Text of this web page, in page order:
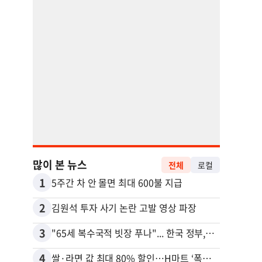
많이 본 뉴스 전체 로컬
1 5주간 차 안 몰면 최대 600불 지급
2 김원석 투자 사기 논란 고발 영상 파장
3 "65세 복수국적 빗장 푸나"... 한국 정부, 연령 완화 전면 추진
4 쌀·라면 값 최대 80% 할인…H마트 ‘폭탄 세일’